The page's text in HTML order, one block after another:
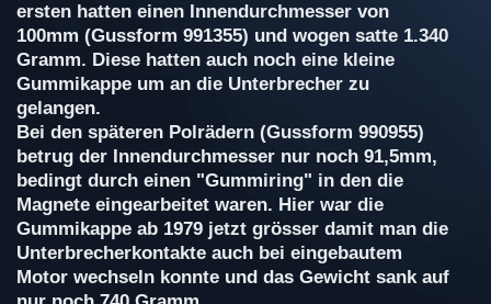
ersten hatten einen Innendurchmesser von
100mm (Gussform 991355) und wogen satte 1.340
Gramm. Diese hatten auch noch eine kleine
Gummikappe um an die Unterbrecher zu
gelangen.
Bei den späteren Polrädern (Gussform 990955)
betrug der Innendurchmesser nur noch 91,5mm,
bedingt durch einen "Gummiring" in den die
Magnete eingearbeitet waren. Hier war die
Gummikappe ab 1979 jetzt grösser damit man die
Unterbrecherkontakte auch bei eingebautem
Motor wechseln konnte und das Gewicht sank auf